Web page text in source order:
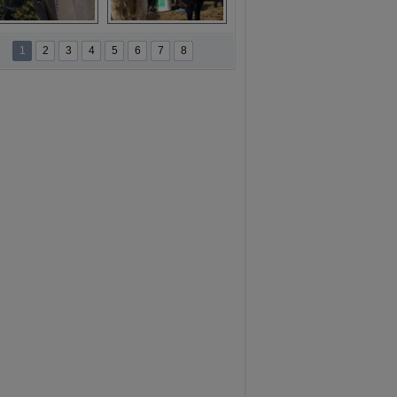
paraşütüne ilgi
artıyor
Hatice Gelin
belgeseli
1 2 3 4 5 6 7 8